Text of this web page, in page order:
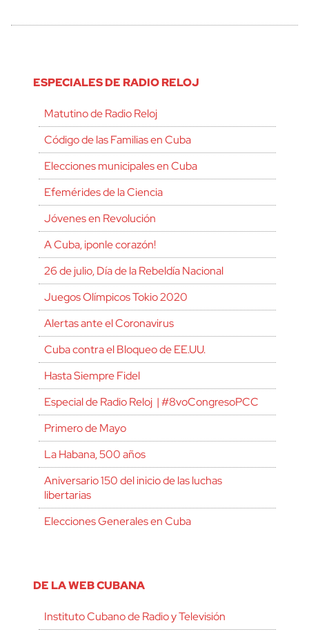
ESPECIALES DE RADIO RELOJ
Matutino de Radio Reloj
Código de las Familias en Cuba
Elecciones municipales en Cuba
Efemérides de la Ciencia
Jóvenes en Revolución
A Cuba, ¡ponle corazón!
26 de julio, Día de la Rebeldía Nacional
Juegos Olímpicos Tokio 2020
Alertas ante el Coronavirus
Cuba contra el Bloqueo de EE.UU.
Hasta Siempre Fidel
Especial de Radio Reloj | #8voCongresoPCC
Primero de Mayo
La Habana, 500 años
Aniversario 150 del inicio de las luchas
libertarias
Elecciones Generales en Cuba
DE LA WEB CUBANA
Instituto Cubano de Radio y Televisión